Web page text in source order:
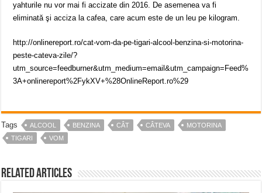
yahturile nu vor mai fi accizate din 2016. De asemenea va fi
eliminată şi acciza la cafea, care acum este de un leu pe kilogram.
http://onlinereport.ro/cat-vom-da-pe-tigari-alcool-benzina-si-motorina-
peste-cateva-zile/?
utm_source=feedburner&utm_medium=email&utm_campaign=Feed%
3A+onlinereport%2FykXV+%28OnlineReport.ro%29
Tags ALCOOL BENZINA CÂT CÂTEVA
MOTORINA
TIGARI
VOM
Related Articles